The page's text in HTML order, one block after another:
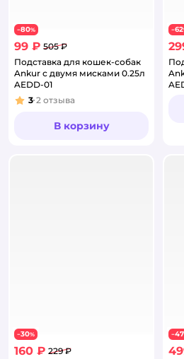
−80%
99 ₽ 505 ₽
Подставка для кошек-собак
Ankur с двумя мисками 0.25л
AEDD-01
Рейтинг:
3 2 отзыва
В корзину
−62
−30%
160 ₽ 229 ₽
−47